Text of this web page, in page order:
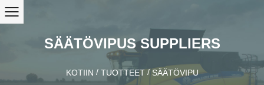
SÄÄTÖVIPUS SUPPLIERS
KOTIIN / TUOTTEET/SÄÄTÖVIPU